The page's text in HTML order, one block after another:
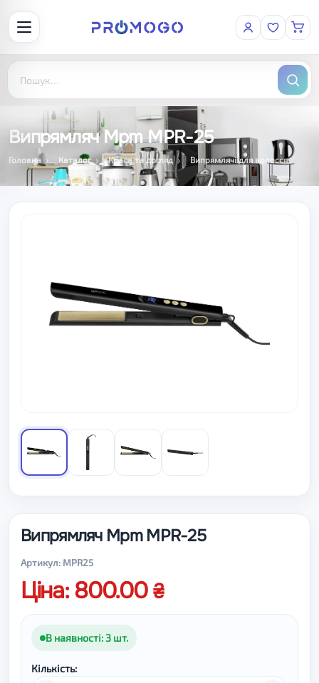
Випрямляч Mpm MPR-25
Головна Каталог Краса та догляд Випрямлячі для волосся
Випрямляч Mpm MPR-25
Артикул: MPR25
Ціна: 800.00
В наявності: 3 шт.
Кількість: